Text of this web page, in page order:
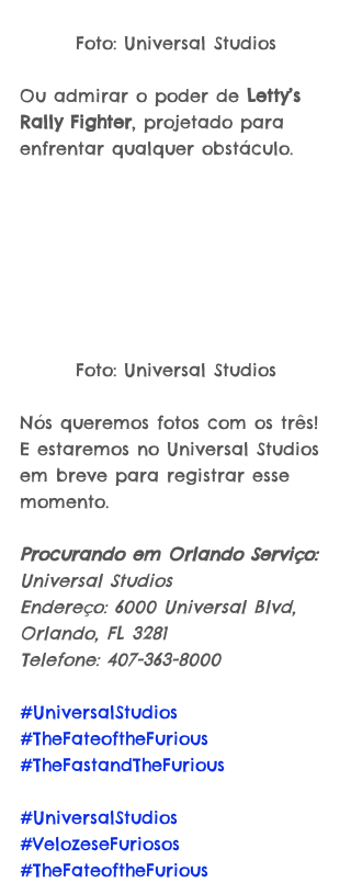
Foto: Universal Studios
Ou admirar o poder de Letty’s
Rally Fighter, projetado para
enfrentar qualquer obstáculo.
Foto: Universal Studios
Nós queremos fotos com os três!
E estaremos no Universal Studios
em breve para registrar esse
momento.
Procurando em Orlando Serviço:
Universal Studios
Endereço: 6000 Universal Blvd,
Orlando, FL 3281
Telefone: 407-363-8000
#UniversalStudios
#TheFateoftheFurious
#TheFastandTheFurious
#UniversalStudios
#VelozeseFuriosos
#TheFateoftheFurious